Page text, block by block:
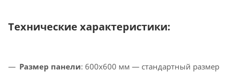
Технические характеристики:
Размер панели: 600x600 мм — стандартный размер